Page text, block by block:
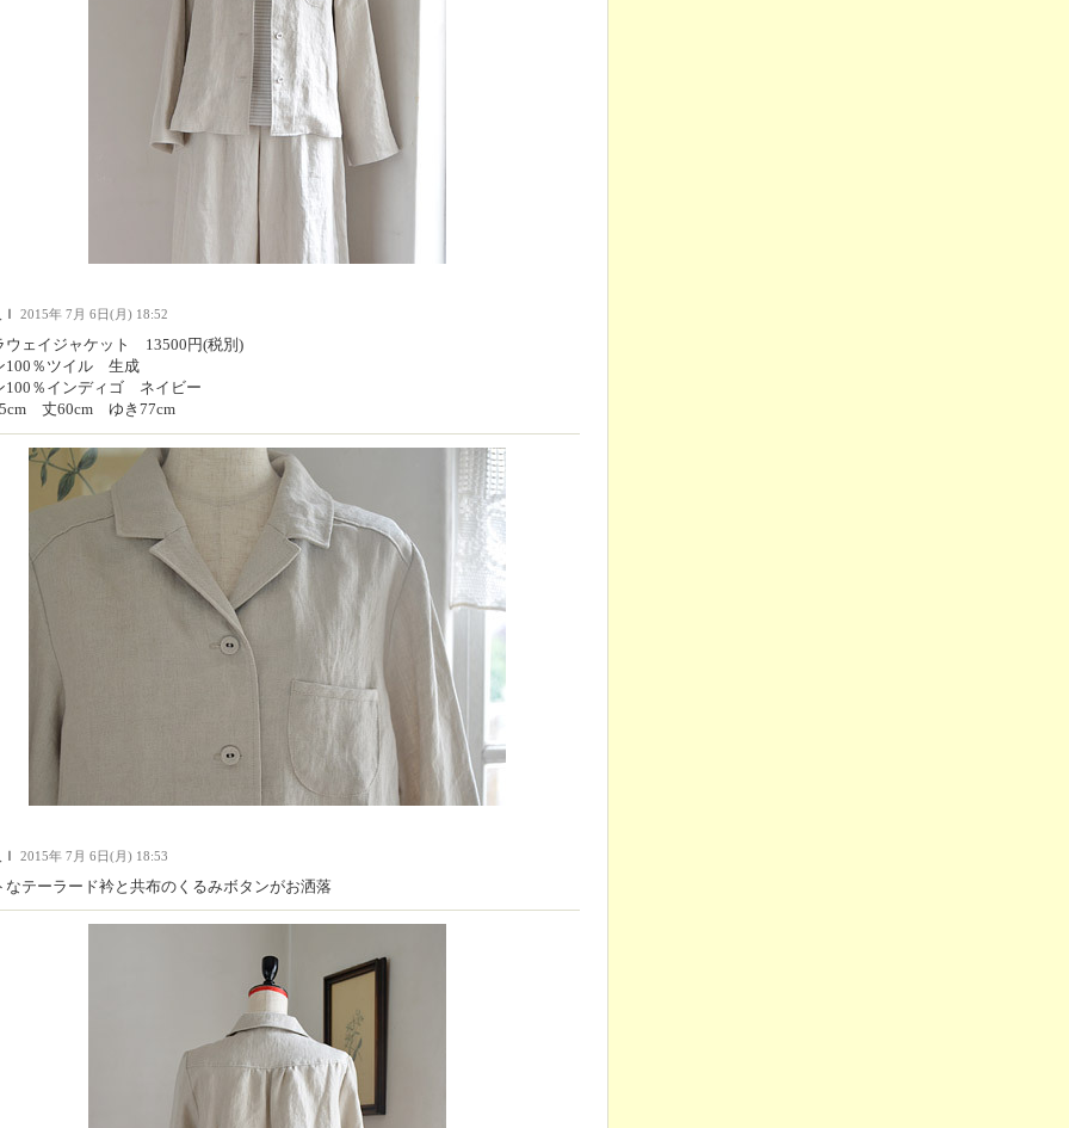
2015年 7月 6日(月) 18:52
ウェイジャケット 13500円(税別)
100％ツイル 生成
100％インディゴ ネイビー
丈60cm ゆき77cm
2015年 7月 6日(月) 18:53
なテーラード衿と共布のくるみボタンがお洒落